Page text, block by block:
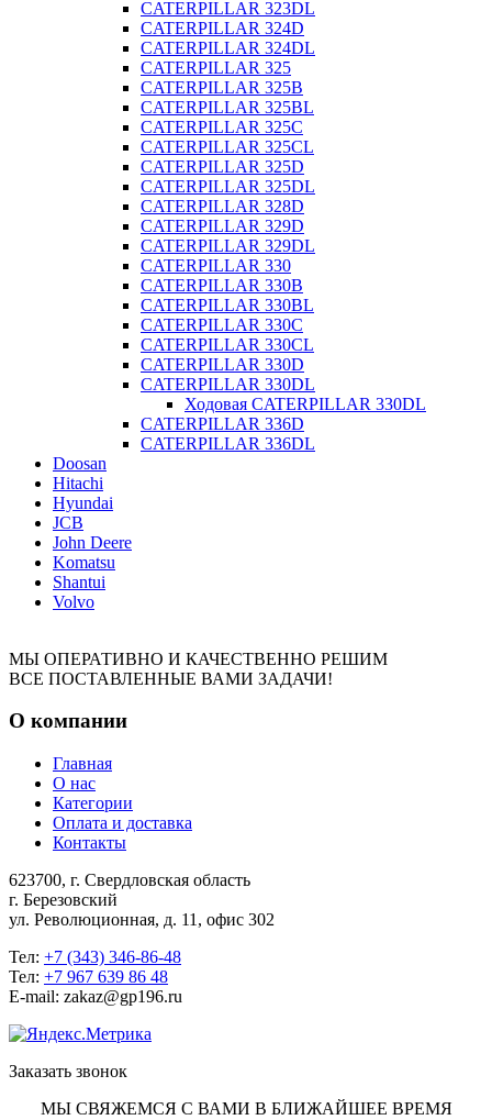
CATERPILLAR 323DL
CATERPILLAR 324D
CATERPILLAR 324DL
CATERPILLAR 325
CATERPILLAR 325B
CATERPILLAR 325BL
CATERPILLAR 325C
CATERPILLAR 325CL
CATERPILLAR 325D
CATERPILLAR 325DL
CATERPILLAR 328D
CATERPILLAR 329D
CATERPILLAR 329DL
CATERPILLAR 330
CATERPILLAR 330B
CATERPILLAR 330BL
CATERPILLAR 330C
CATERPILLAR 330CL
CATERPILLAR 330D
CATERPILLAR 330DL
Ходовая CATERPILLAR 330DL
CATERPILLAR 336D
CATERPILLAR 336DL
Doosan
Hitachi
Hyundai
JCB
John Deere
Komatsu
Shantui
Volvo
МЫ ОПЕРАТИВНО И КАЧЕСТВЕННО РЕШИМ
ВСЕ ПОСТАВЛЕННЫЕ ВАМИ ЗАДАЧИ!
О компании
Главная
О нас
Категории
Оплата и доставка
Контакты
623700, г. Свердловская область
г. Березовский
ул. Революционная, д. 11, офис 302
Тел: +7 (343) 346-86-48
Тел: +7 967 639 86 48
E-mail: zakaz@gp196.ru
Заказать звонок
МЫ СВЯЖЕМСЯ С ВАМИ В БЛИЖАЙШЕЕ ВРЕМЯ